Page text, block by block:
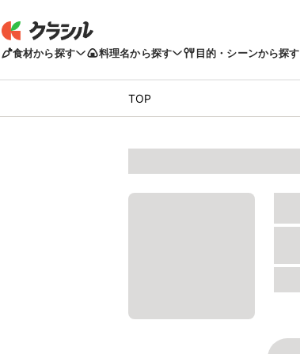
食材から探す 料理名から探す 目的・シーンから探す
TOP